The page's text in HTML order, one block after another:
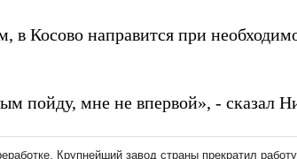
в Косово направится при
пойду, мне не впервой», - сказал